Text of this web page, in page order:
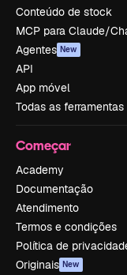
Conteúdo de stock
MCP para Claude/
Agentes New
API
App móvel
Todas as ferramentas
Começar
Academy
Documentação
Atendimento
Termos e condições
Política de
Originais New